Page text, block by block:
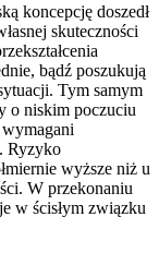
koncepcję doszedł
skuteczności
bądź poszukują
Tym samym
o niskim poczuciu
wymagani
Ryzyko
wyższe niż u
W przekonaniu
w ścisłym związku